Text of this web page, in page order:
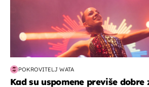
POKROVITELJ WATA
Kad su uspomene previše dobre